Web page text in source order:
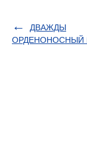
ДВАЖДЫ
ОРДЕНОНОСНЫЙ